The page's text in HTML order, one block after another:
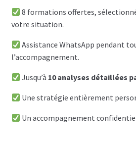
8 formations offertes,
votre situation.
Assistance WhatsApp pendant
l’accompagnement.
Jusqu’à 10 analyses détaillées
Une stratégie entièrement
Un accompagnement